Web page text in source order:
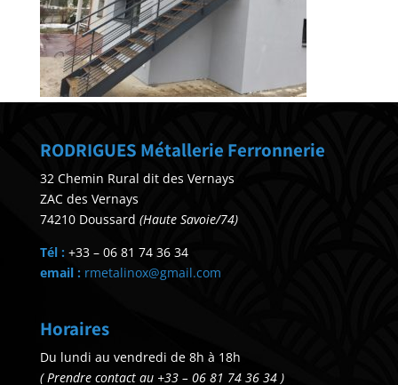
RODRIGUES Métallerie Ferronnerie
32 Chemin Rural dit des Vernays
ZAC des Vernays
74210 Doussard (Haute Savoie/74)
Tél : +33 – 06 81 74 36 34
email : rmetalinox@gmail.com
Horaires
Du lundi au vendredi de 8h à 18h
( Prendre contact au +33 – 06 81 74 36 34 )